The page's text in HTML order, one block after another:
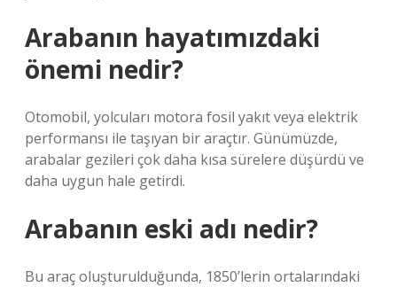
Arabanın hayatımızdaki
önemi nedir?
Otomobil, yolcuları motora fosil yakıt veya elektrik
performansı ile taşıyan bir araçtır. Günümüzde,
arabalar gezileri çok daha kısa sürelere düşürdü ve
daha uygun hale getirdi.
Arabanın eski adı nedir?
Bu araç oluşturulduğunda, 1850’lerin ortalarındaki